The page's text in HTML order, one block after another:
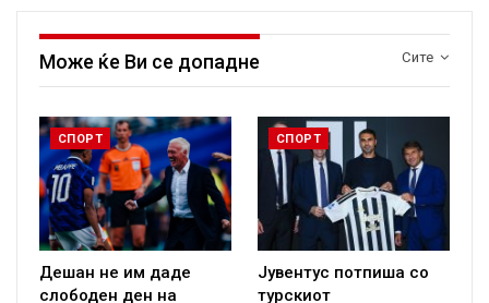
Сите
Може ќе Ви се допадне
СПОРТ
Дешан не им даде
слободен ден на
СПОРТ
Јувентус потпиша со
турскиот